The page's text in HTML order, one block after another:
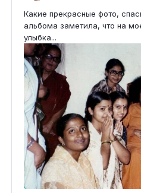
Какие прекрасные фото,
альбома заметила, что на
улыбка...